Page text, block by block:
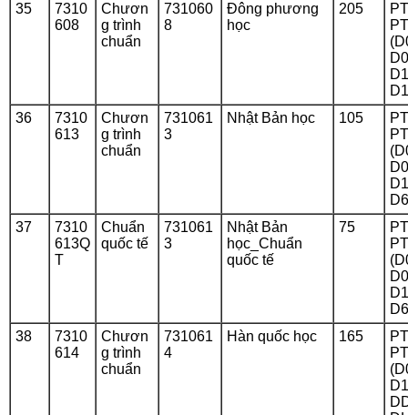
35
7310
608
Chươn
g trình
chuẩn
731060
8
Đông phương
học
205
36
7310
613
Chươn
g trình
chuẩn
731061
3
Nhật Bản học 105
37
7310
613Q
T
Chuẩn
quốc tế
731061
3
Nhật Bản
học_Chuẩn
quốc tế
75
38
7310
614
Chươn
g trình
chuẩn
731061
4
Hàn quốc học 165